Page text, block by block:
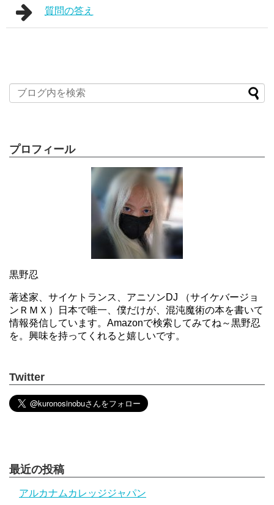
質問の答え
プロフィール
黒野忍
著述家、サイケトランス、アニソンDJ （サイケバージョ
ンＲＭＸ）日本で唯一、僕だけが、混沌魔術の本を書いて
情報発信しています。Amazonで検索してみてね～黒野忍
を。興味を持ってくれると嬉しいです。
Twitter
最近の投稿
アルカナムカレッジジャパン